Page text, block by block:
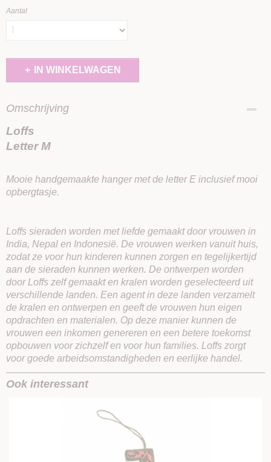
Aantal
IN WINKELWAGEN
Omschrijving
Loffs
Letter M
Mooie handgemaakte hanger met de letter E inclusief mooi
opbergtasje.
Loffs sieraden worden met liefde gemaakt door vrouwen in
India, Nepal en Indonesië. De vrouwen werken vanuit huis,
zodat ze voor hun kinderen kunnen zorgen en tegelijkertijd
aan de sieraden kunnen werken. De ontwerpen worden
door Loffs zelf gemaakt en kralen worden geselecteerd uit
verschillende landen. Een agent in deze landen verzamelt
de kralen en ontwerpen en geeft de vrouwen hun eigen
opdrachten en materialen. Op deze manier kunnen de
vrouwen een inkomen genereren en een betere toekomst
opbouwen voor zichzelf en voor hun families. Loffs zorgt
voor goede arbeidsomstandigheden en eerlijke handel.
Ook interessant